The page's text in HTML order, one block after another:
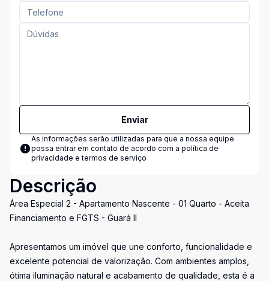
Enviar
As informações serão utilizadas para que a nossa equipe
possa entrar em contato de acordo com a política de
privacidade e termos de serviço
Descrição
Área Especial 2 - Apartamento Nascente - 01 Quarto - Aceita
Financiamento e FGTS - Guará II
Apresentamos um imóvel que une conforto, funcionalidade e
excelente potencial de valorização. Com ambientes amplos,
ótima iluminação natural e acabamento de qualidade, esta é a